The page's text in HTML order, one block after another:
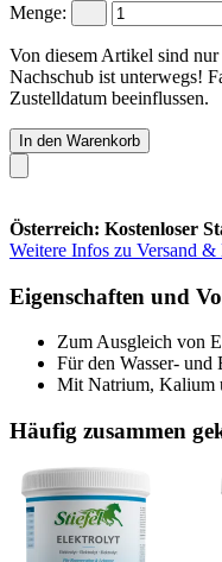
Menge:
Von diesem Artikel sind
Nachschub ist unterwegs!
Zustelldatum beeinflussen.
In den Warenkorb
Österreich: Kostenloser
Weitere Infos zu Versand
Eigenschaften und
Zum Ausgleich von
Für den Wasser- und
Mit Natrium, Kalium
Häufig zusammen